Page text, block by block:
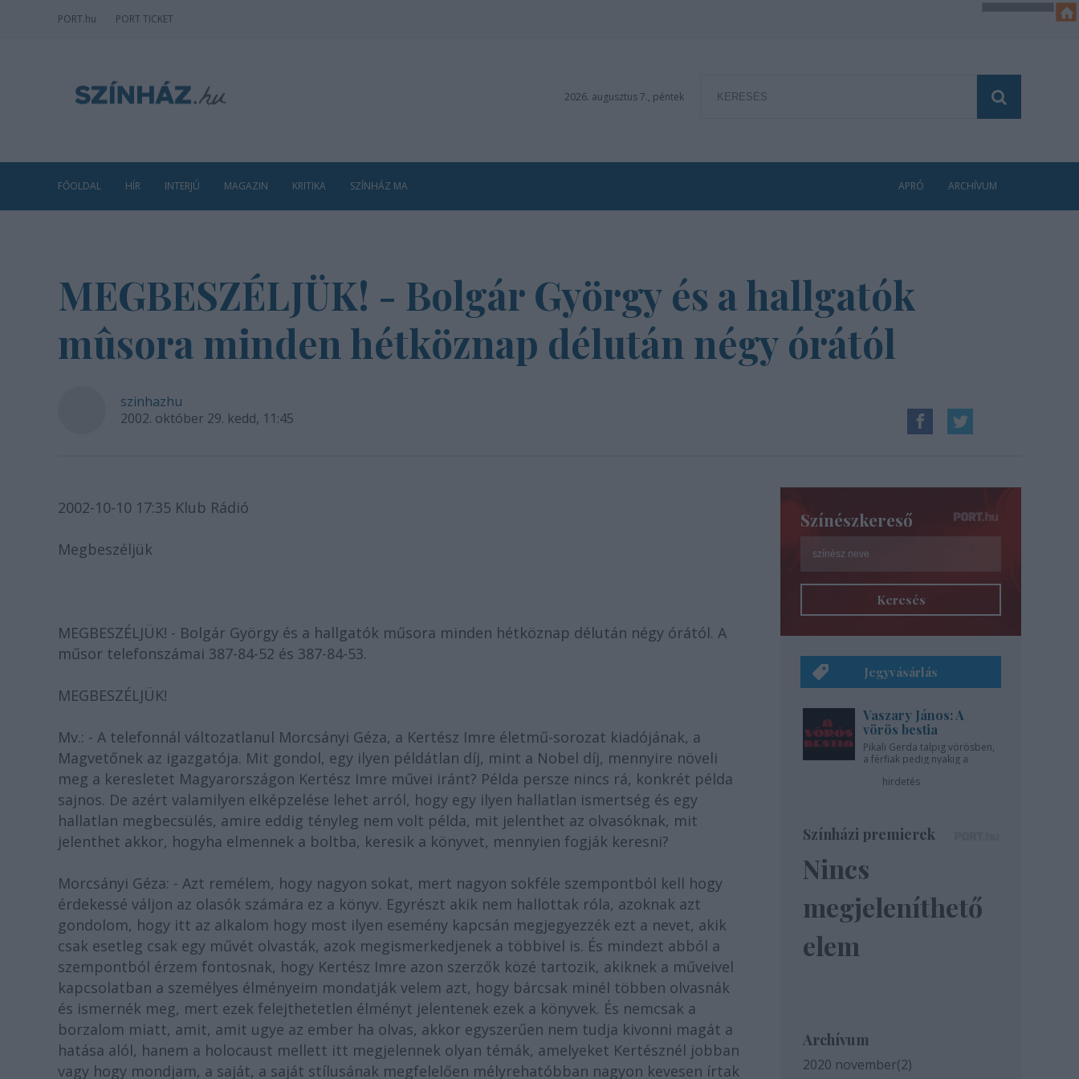
PORT.hu PORT TICKET
2026. augusztus 7., péntek
FŐOLDAL HÍR INTERJÚ MAGAZIN KRITIKA SZÍNHÁZ MA APRÓ ARCHÍVUM
MEGBESZÉLJÜK! - Bolgár György és a hallgatók
mûsora minden hétköznap délután négy órától
szinhazhu
2002. október 29. kedd, 11:45
2002-10-10 17:35 Klub Rádió
Megbeszéljük
MEGBESZÉLJÜK! - Bolgár György és a hallgatók műsora minden hétköznap délután négy órától. A
műsor telefonszámai 387-84-52 és 387-84-53.
MEGBESZÉLJÜK!
Mv.: - A telefonnál változatlanul Morcsányi Géza, a Kertész Imre életmű-sorozat kiadójának, a
Magvetőnek az igazgatója. Mit gondol, egy ilyen példátlan díj, mint a Nobel díj, mennyire növeli
meg a keresletet Magyarországon Kertész Imre művei iránt? Példa persze nincs rá, konkrét példa
sajnos. De azért valamilyen elképzelése lehet arról, hogy egy ilyen hallatlan ismertség és egy
hallatlan megbecsülés, amire eddig tényleg nem volt példa, mit jelenthet az olvasóknak, mit
jelenthet akkor, hogyha elmennek a boltba, keresik a könyvet, mennyien fogják keresni?
Morcsányi Géza: - Azt remélem, hogy nagyon sokat, mert nagyon sokféle szempontból kell hogy
érdekessé váljon az olasók számára ez a könyv. Egyrészt akik nem hallottak róla, azoknak azt
gondolom, hogy itt az alkalom hogy most ilyen esemény kapcsán megjegyezzék ezt a nevet, akik
csak esetleg csak egy művét olvasták, azok megismerkedjenek a többivel is. És mindezt abból a
szempontból érzem fontosnak, hogy Kertész Imre azon szerzők közé tartozik, akiknek a műveivel
kapcsolatban a személyes élményeim mondatják velem azt, hogy bárcsak minél többen olvasnák
és ismernék meg, mert ezek felejthetetlen élményt jelentenek ezek a könyvek. És nemcsak a
borzalom miatt, amit, amit ugye az ember ha olvas, akkor egyszerűen nem tudja kivonni magát a
hatása alól, hanem a holocaust mellett itt megjelennek olyan témák, amelyeket Kertésznél jobban
vagy hogy mondjam, a saját, a saját stílusának megfelelően mélyrehatóbban nagyon kevesen írtak
Színészkereső
Keresés
Jegyvásárlás
Vaszary János: A
vörös bestia
Pikali Gerda talpig vörösben,
a férfiak pedig nyakig a
hirdetés
Színházi premierek
Nincs
megjeleníthető
elem
Archívum
2020 november(2)